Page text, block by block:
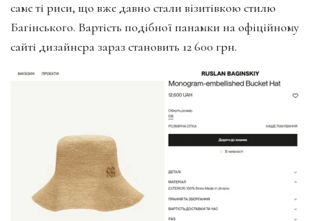
саме ті риси, що вже давно стали візитівкою стилю
Багінського. Вартість подібної панамки на офіційному
сайті дизайнера зараз становить 12 600 грн.